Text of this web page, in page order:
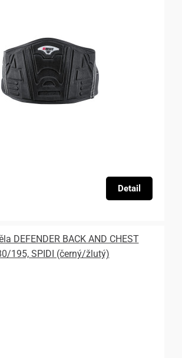
Detail
DEFENDER BACK AND CHEST
195, SPIDI (černý/žlutý)